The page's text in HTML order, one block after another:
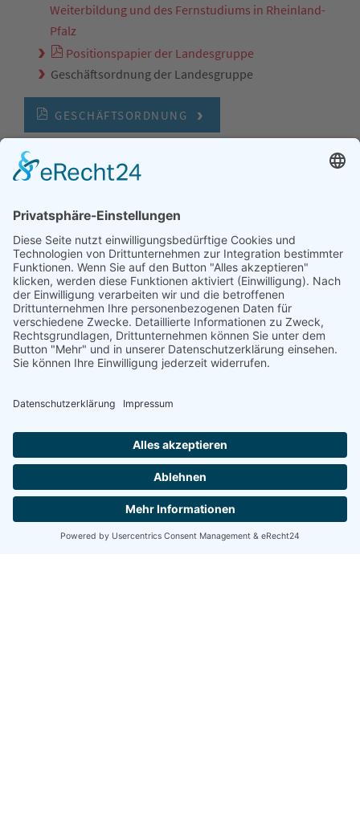
Weiterbildung und des Fernstudiums in Rheinland-
Pfalz
Positionspapier der Landesgruppe
Geschäftsordnung der Landesgruppe
GESCHÄFTSORDNUNG